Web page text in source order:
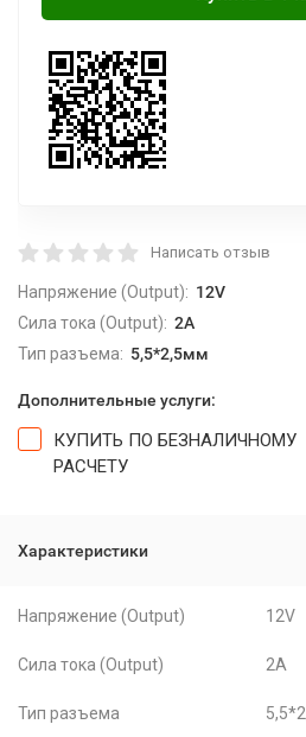
Написать отзыв
Напряжение (Output): 12V
Сила тока (Output): 2A
Тип разъема: 5,5*2,5мм
Дополнительные услуги:
КУПИТЬ ПО БЕЗНАЛИЧНОМУ
РАСЧЕТУ
Характеристики
Напряжение (Output) 12V
Сила тока (Output) 2A
Тип разъема